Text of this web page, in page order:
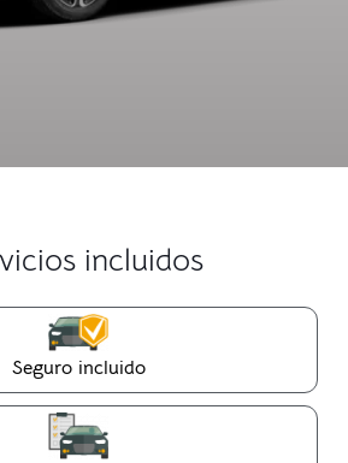
incluidos
Seguro incluido